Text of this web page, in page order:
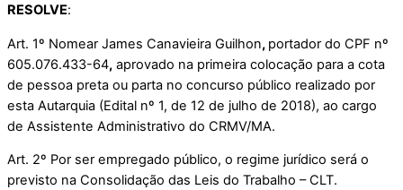
RESOLVE:
Art. 1º Nomear James Canavieira Guilhon, portador do CPF nº
605.076.433-64, aprovado na primeira colocação para a cota
de pessoa preta ou parta no concurso público realizado por
esta Autarquia (Edital nº 1, de 12 de julho de 2018), ao cargo
de Assistente Administrativo do CRMV/MA.
Art. 2º Por ser empregado público, o regime jurídico será o
previsto na Consolidação das Leis do Trabalho – CLT.